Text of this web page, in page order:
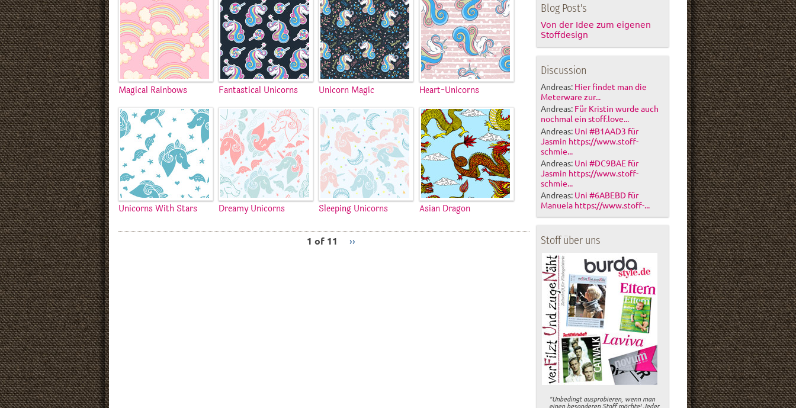
Magical Rainbows Fantastical Unicorns Unicorn Magic Heart-Unicorns
Unicorns With Stars Dreamy Unicorns Sleeping Unicorns Asian Dragon
1 of 11 ››
Blog Post's
Von der Idee zum eigenen
Stoffdesign
Discussion
Andreas: Hier findet man die
Meterware zur...
Andreas: Für Kristin wurde auch
nochmal ein stoff.love...
Andreas: Uni #B1AAD3 für
Jasmin https://www.stoff-
schmie...
Andreas: Uni #DC9BAE für
Jasmin https://www.stoff-
schmie...
Andreas: Uni #6ABEBD für
Manuela https://www.stoff-...
Stoff über uns
"Unbedingt ausprobieren, wenn man
einen besonderen Stoff möchte! Jeder